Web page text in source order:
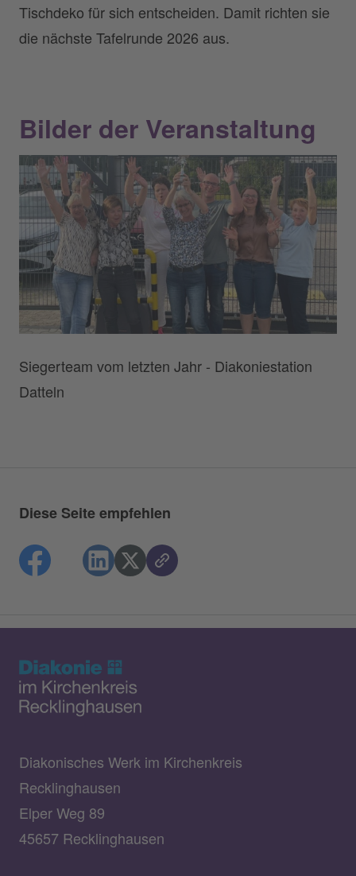
Tischdeko für sich entscheiden. Damit richten sie
die nächste Tafelrunde 2026 aus.
Bilder der Veranstaltung
Siegerteam vom letzten Jahr - Diakoniestation
Datteln
Diese Seite empfehlen
Diakonisches Werk im Kirchenkreis
Recklinghausen
Elper Weg 89
45657 Recklinghausen